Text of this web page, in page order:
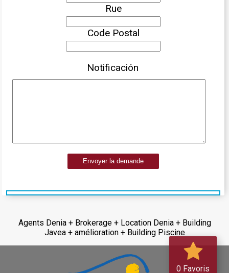
Rue
Code Postal
Notificación
Envoyer la demande
Agents Denia + Brokerage + Location Denia + Building
Javea + amélioration + Building Piscine
0 Favoris